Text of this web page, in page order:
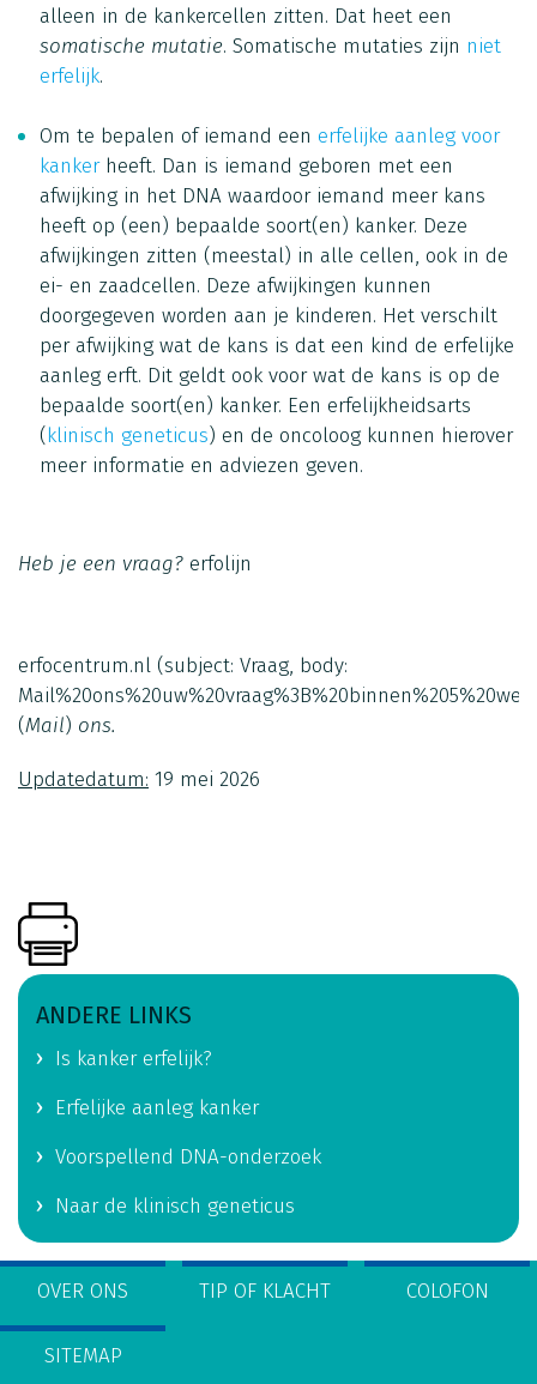
alleen in de kankercellen zitten. Dat heet een
somatische mutatie. Somatische mutaties zijn niet
erfelijk.
Om te bepalen of iemand een erfelijke aanleg voor
kankerheeft. Dan is iemand geboren met een
afwijking in het DNA waardoor iemand meer kans
heeft op (een) bepaalde soort(en) kanker. Deze
afwijkingen zitten (meestal) in alle cellen, ook in de
ei- en zaadcellen. Deze afwijkingen kunnen
doorgegeven worden aan je kinderen. Het verschilt
per afwijking wat de kans is dat een kind de erfelijke
aanleg erft. Dit geldt ook voor wat de kans is op de
bepaalde soort(en) kanker. Een erfelijkheidsarts
(klinisch geneticus) en de oncoloog kunnen hierover
meer informatie en adviezen geven.
Heb je een vraag? erfolijn
erfocentrum.nl (subject: Vraag, body:
(Mail) ons.
Updatedatum: 19 mei 2026
ANDERE LINKS
Is kanker erfelijk?
Erfelijke aanleg kanker
Voorspellend DNA-onderzoek
Naar de klinisch geneticus
OVER ONS TIP OF KLACHT COLOFON
SITEMAP